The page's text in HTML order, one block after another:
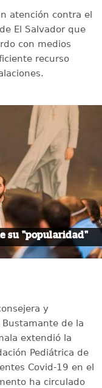
atención contra el
El Salvador que
con medios
recurso
su "popularidad"
y
Bustamante de la
extendió la
Pediátrica de
Covid-19 en el
ha circulado